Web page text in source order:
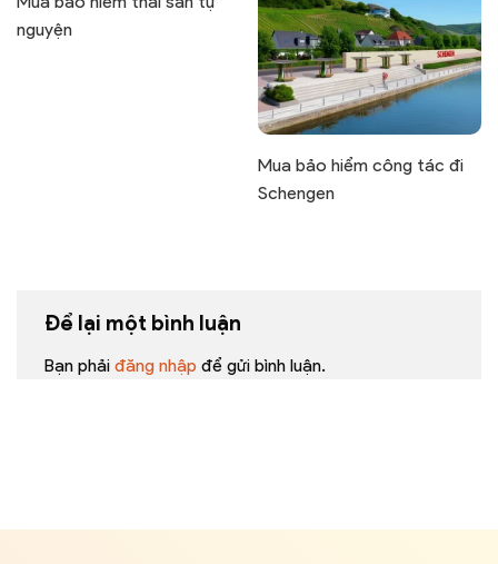
nguyện
Mua bảo hiểm công tác đi
Schengen
Để lại một bình luận
Bạn phải đăng nhập để gửi bình luận.